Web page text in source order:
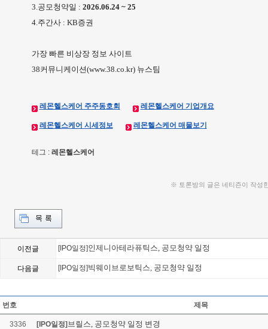
3.공모청약일 : 2026.06.24 ~ 25
4.주간사 : KB증권
가장 빠른 비상장 정보 사이트
38커뮤니케이션(www.38.co.kr) 뉴스팀
레몬헬스케어 주주동호회 레몬헬스케어 기업개요
레몬헬스케어 시세정보 레몬헬스케어 매물보기
테그 : 레몬헬스케어
※ 토론방의 글은 네티즌이 작성
이전글 [IPO일정]인제니아테라퓨틱스, 공모청약 일정
다음글 [IPO일정]빅웨이브로보틱스, 공모청약 일정
번호 제목
3336 [IPO일정] 브릴스, 공모청약 일정 변경